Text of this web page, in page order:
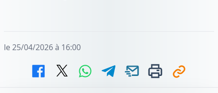
le 25/04/2026 à 16:00